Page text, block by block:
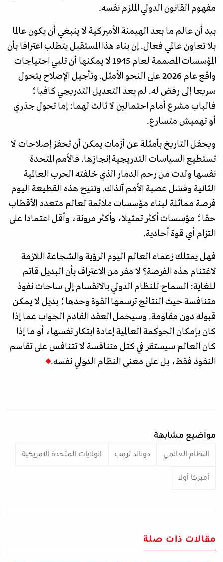
مفهوم القانون الدولي الملزم نفسه.
بيد أن عالم ما بعد الهيمنة الأميركية لا ينبغي أن يكون عالما
بلا تعاون عالمي فعال. إن بناء هذا المستقبل يتطلب اعترافا بأن
المؤسسات المصممة لعام 1945 لا يمكنها أن تلبي احتياجات
واقع عام 2026 على النحو الأمثل. وتأجيل الإصلاح يتحول
سريعا إلى رفض له. لم يعد التعديل التدريجي كافيا؛
فالباب مشرع أمام احتمالين لا ثالث لهما: إما تحول جذري
أو تهميش متسارع.
ويحفل التاريخ بأمثلة عن أزمات يمكن أن تحفز إصلاحات لا
تستطيع السياسات التدريجية إنجازها. فالأمم المتحدة
نفسها ولدت من رحم الدمار الذي خلفته الحرب العالمية
الثانية وفشل عصبة الأمم آنذاك. وتتيح هذه القطيعة اليوم
فرصة مماثلة لبناء مؤسسات ملائمة لعالم متعدد الأقطاب
حقا؛ مؤسسات أكثر تمثيلا، وأكثر مرونة، وأقل اعتمادا على
التزام أي قوة أحادية.
فهل يمتلك زعماء العالم اليوم الرؤية والشجاعة اللازمة
لاغتنام هذه الفرصة؟ لا مفر من الاعتراف بأن البديل قاتم
للغاية: السماح للنظام الدولي بالانقسام إلى ساحات نفوذ
متنافسة حيث النتائج ترسمها القوة وحدها؛ بديل لا يمكن
قبوله دون مقاومة. وسيحمل العقد القادم الجواب عما إذا
كان بإمكان الحوكمة العالمية إعادة ابتكار نفسها، أو ما إذا
كان العالم سيستقر في كتل متنافسة لا تتنافس على تقاسم
النفوذ فقط، بل على معنى النظام الدولي نفسه.
مواضيع مشابهة
النظام العالمي دونالد ترمب الولايات المتحدة الامريكية
أميركا أولا
مقالات ذات صلة